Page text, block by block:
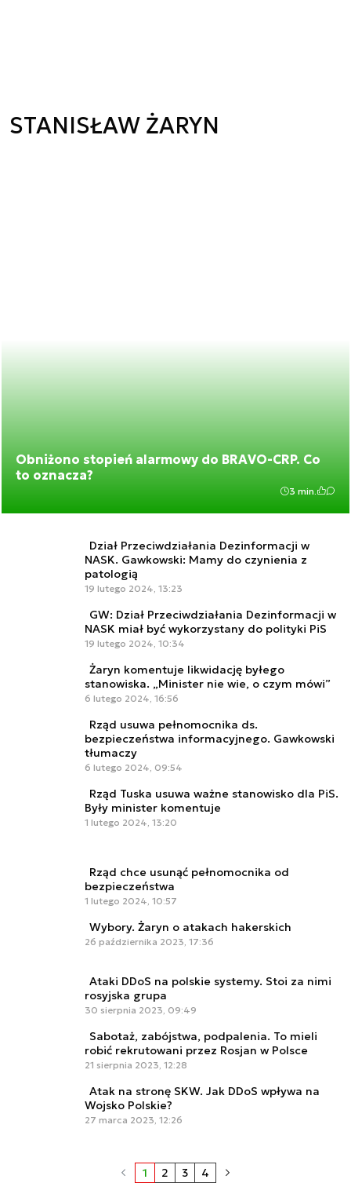
STANISŁAW ŻARYN
Obniżono stopień alarmowy do BRAVO-CRP. Co
to oznacza?
3 min.
Dział Przeciwdziałania Dezinformacji w
NASK. Gawkowski: Mamy do czynienia z
patologią
19 lutego 2024, 13:23
GW: Dział Przeciwdziałania Dezinformacji w
NASK miał być wykorzystany do polityki PiS
19 lutego 2024, 10:34
Żaryn komentuje likwidację byłego
stanowiska. „Minister nie wie, o czym mówi”
6 lutego 2024, 16:56
Rząd usuwa pełnomocnika ds.
bezpieczeństwa informacyjnego. Gawkowski
tłumaczy
6 lutego 2024, 09:54
Rząd Tuska usuwa ważne stanowisko dla PiS.
Były minister komentuje
1 lutego 2024, 13:20
Rząd chce usunąć pełnomocnika od
bezpieczeństwa
1 lutego 2024, 10:57
Wybory. Żaryn o atakach hakerskich
26 października 2023, 17:36
Ataki DDoS na polskie systemy. Stoi za nimi
rosyjska grupa
30 sierpnia 2023, 09:49
Sabotaż, zabójstwa, podpalenia. To mieli
robić rekrutowani przez Rosjan w Polsce
21 sierpnia 2023, 12:28
Atak na stronę SKW. Jak DDoS wpływa na
Wojsko Polskie?
27 marca 2023, 12:26
1 2 3 4